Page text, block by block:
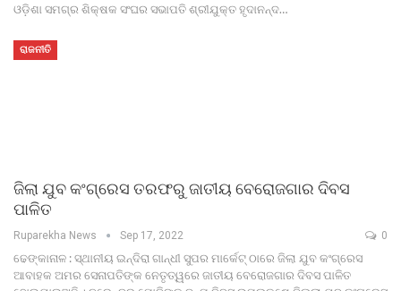
ଓଡ଼ିଶା ସମଗ୍ର ଶିକ୍ଷକ ସଂଘର ସଭାପତି ଶ୍ରୀଯୁକ୍ତ ହୃଦାନନ୍ଦ…
ରାଜନୀତି
ଜିଲା ଯୁବ କଂଗ୍ରେସ ତରଫରୁ ଜାତୀୟ ବେରୋଜଗାର ଦିବସ
ପାଳିତ
Ruparekha News Sep 17, 2022 0
ଢେଙ୍କାନାଳ : ସ୍ଥାନୀୟ ଇନ୍ଦିରା ଗାନ୍ଧୀ ସୁପର ମାର୍କେଟ୍ ଠାରେ ଜିଲା ଯୁବ କଂଗ୍ରେସ
ଆବାହକ ଅମର ସେନାପତିଙ୍କ ନେତୃତ୍ୱରେ ଜାତୀୟ ବେରୋଜଗାର ଦିବସ ପାଳିତ